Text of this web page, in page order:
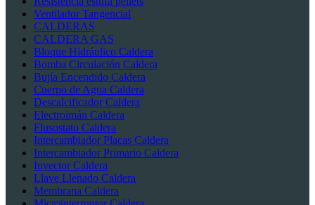
Ventilador Tangencial
CALDERAS
CALDERA GAS
Bloque Hidráulico Caldera
Bomba Circulación Caldera
Bujía Encendido Caldera
Cuerpo de Agua Caldera
Descalcificador Caldera
Electroimán Caldera
Flusostato Caldera
Intercambiador Placas Caldera
Intercambiador Primario Caldera
Inyector Caldera
Llave Llenado Caldera
Membrana Caldera